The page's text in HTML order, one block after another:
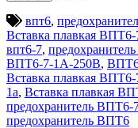
впт6,
Вставка плавкая ВПТ6-
впт6-7,
ВПТ6-7-1А-250В,
Вставка плавкая
1а, Вставка плавкая
предохранитель ВПТ6-
предохранитель ВПТ6